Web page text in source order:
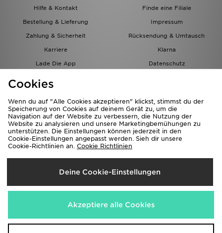
Hilfe & Kontakt
Finde eine Filiale
Bestellung & Lieferung
Impressum
Zahlung & Sicherheit
Rücksendung & Umtausch
Karriere
Klarna
Lade Die App
Datenschutz
Lieferung Nach
Österreich
Wir akzeptieren folgende Zahlungsmethoden
Cookies
Wenn du auf "Alle Cookies akzeptieren" klickst, stimmst du der
Speicherung von Cookies auf deinem Gerät zu, um die
Navigation auf der Website zu verbessern, die Nutzung der
Website zu analysieren und unsere Marketingbemühungen zu
unterstützen. Die Einstellungen können jederzeit in den
Cookie-Einstellungen angepasst werden. Sieh dir unsere
Cookie-Richtlinien an. Cookie Richtlinien
Deine Cookie-Einstellungen
Akzeptiere alle Cookies